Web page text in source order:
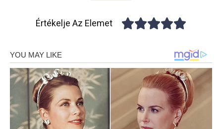
Értékelje Az Elemet